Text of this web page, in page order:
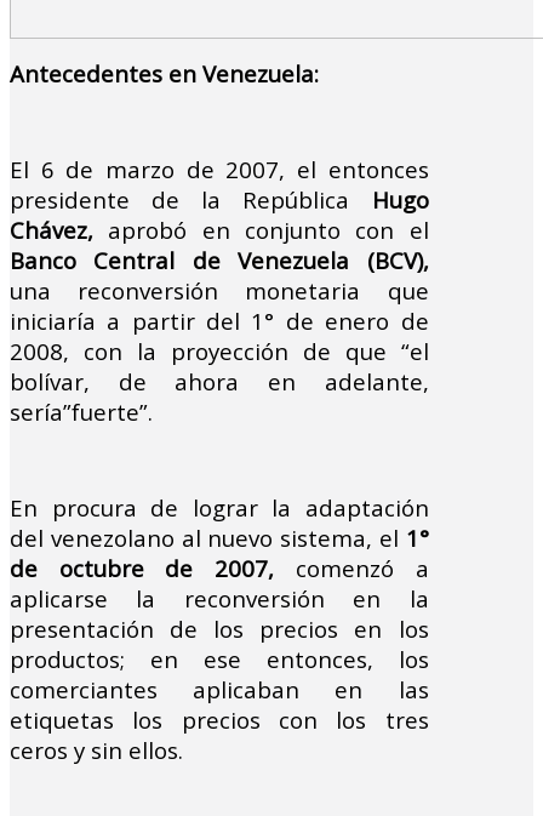
Antecedentes en Venezuela:
El 6 de marzo de 2007, el entonces
presidente de la República Hugo
Chávez, aprobó en conjunto con el
Banco Central de Venezuela (BCV),
una reconversión monetaria que
iniciaría a partir del 1° de enero de
2008, con la proyección de que “el
bolívar, de ahora en adelante,
sería”fuerte”.
En procura de lograr la adaptación
del venezolano al nuevo sistema, el 1°
de octubre de 2007, comenzó a
aplicarse la reconversión en la
presentación de los precios en los
productos; en ese entonces, los
comerciantes aplicaban en las
etiquetas los precios con los tres
ceros y sin ellos.